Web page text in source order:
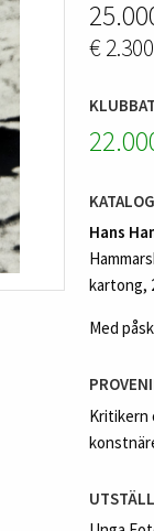
€
Hans
kartong,
Med
Kritikern